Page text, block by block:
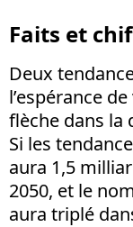
Faits et
Deux
l’espérance
flèche dans la
Si les
aura 1,5
2050, et le
aura triplé